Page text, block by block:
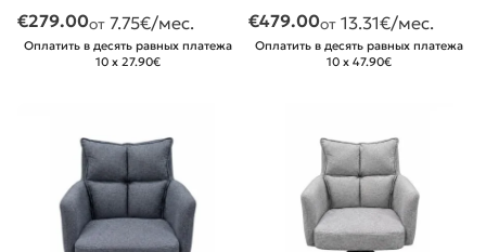
€279.00от 7.75€/мес.
Оплатить в десять равных платежа
10 x 27.90€
€479.00от 13.31€/мес.
Оплатить в десять равных платежа
10 x 47.90€